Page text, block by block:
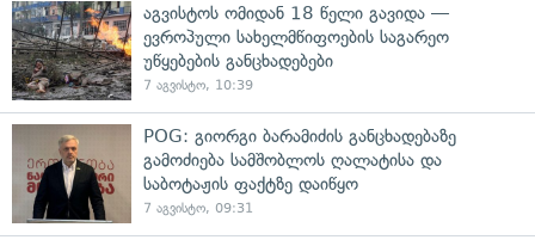
აგვისტოს ომიდან 18 წელი გავიდა —
ევროპული სახელმწიფოების საგარეო
უწყებების განცხადებები
7 აგვისტო, 10:39
POG: გიორგი ბარამიძის განცხადებაზე
გამოძიება სამშობლოს ღალატისა და
საბოტაჟის ფაქტზე დაიწყო
7 აგვისტო, 09:31